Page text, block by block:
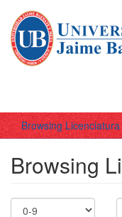
Browsing
Browsing